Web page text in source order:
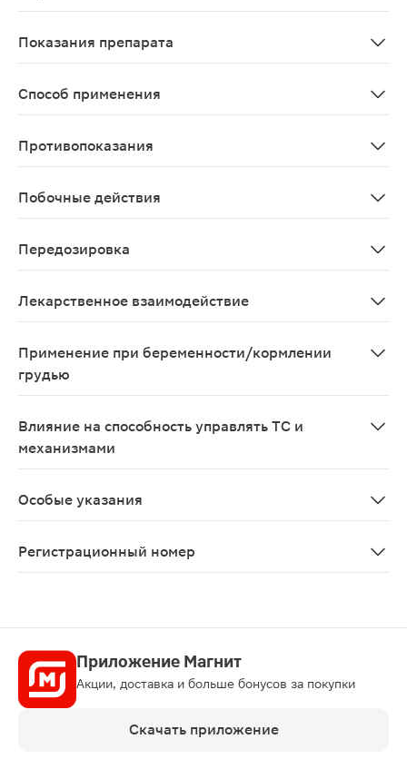
Показания препарата
Способ применения
Противопоказания
Побочные действия
Передозировка
Лекарственное взаимодействие
Применение при беременности/кормлении
грудью
Влияние на способность управлять ТС и
механизмами
Особые указания
Регистрационный номер
Приложение Магнит
Акции, доставка и больше бонусов за покупки
Скачать приложение